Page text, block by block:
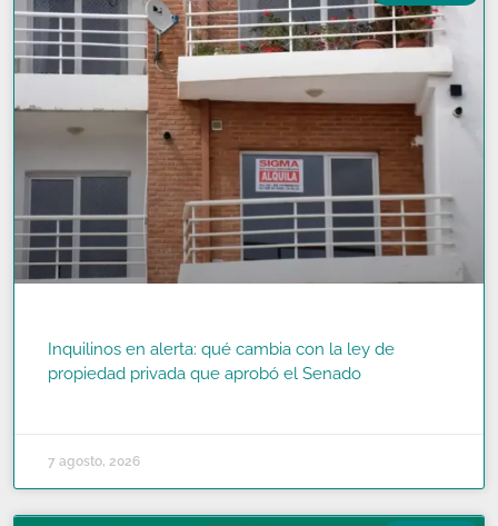
Inquilinos en alerta: qué cambia con la ley de
propiedad privada que aprobó el Senado
7 agosto, 2026